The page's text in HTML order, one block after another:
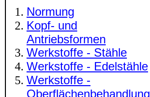
Normung
Kopf- und
Antriebsformen
Werkstoffe - Stähle
Werkstoffe - Edelstähle
Werkstoffe -
Oberflächenbehandlung